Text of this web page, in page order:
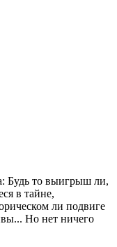
Будь то выигрыш ли,
в тайне,
ли подвиге
Но нет ничего